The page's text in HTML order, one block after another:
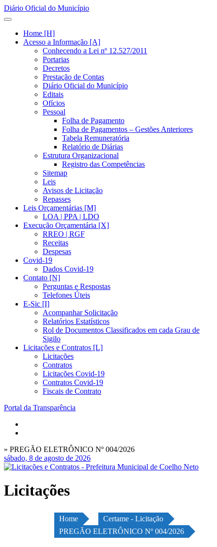
Diário Oficial do Município
Home [H]
Acesso a Informação [A]
Conhecendo a Lei nº 12.527/2011
Portarias
Decretos
Prestação de Contas
Diário Oficial do Município
Editais
Ofícios
Pessoal
Folha de Pagamento
Folha de Pagamentos – Gestões Anteriores
Tabela Remuneratória
Relatório de Diárias
Estrutura Organizacional
Registro das Competências
Sitemap
Leis
Avisos de Licitação
Repasses
Leis Orçamentárias [M]
LOA | PPA | LDO
Execução Orçamentária [X]
RREO | RGF
Receitas
Despesas
Covid-19
Dados Covid-19
Contato [N]
Perguntas e Respostas
Telefones Úteis
E-Sic [I]
Acompanhar Solicitação
Relatórios Estatísticos
Rol de Documentos Classificados em cada Grau de
Sigilo
Licitações e Contratos [L]
Licitações
Contratos
Licitações Covid-19
Contratos Covid-19
Fiscais de Contrato
Portal da Transparência
» PREGÃO ELETRÔNICO Nº 004/2026
sábado, 8 de agosto de 2026
Licitações
Home
Certame - Licitação
PREGÃO ELETRÔNICO Nº 004/2026